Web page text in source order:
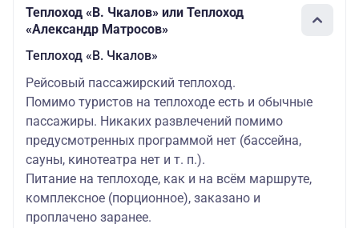
Теплоход «В. Чкалов» или Теплоход
«Александр Матросов»
Теплоход «В. Чкалов»
Рейсовый пассажирский теплоход.
Помимо туристов на теплоходе есть и обычные
пассажиры. Никаких развлечений помимо
предусмотренных программой нет (бассейна,
сауны, кинотеатра нет и т. п.).
Питание на теплоходе, как и на всём маршруте,
комплексное (порционное), заказано и
проплачено заранее.